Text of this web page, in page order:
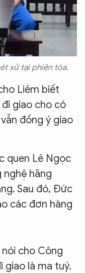
xử tại phiên tòa.
Liêm biết
giao cho có
đồng ý giao
quen Lê Ngọc
nghệ hãng
Sau đó, Đức
các đơn hàng
cho Công
giao là ma tuý.